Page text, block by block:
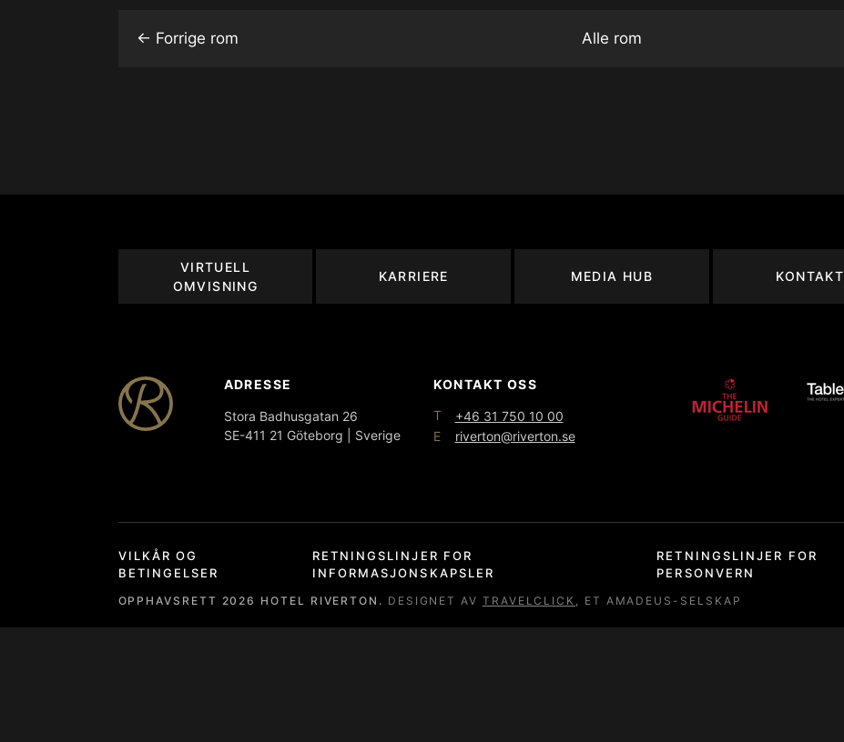
← Forrige rom Alle rom
VIRTUELL
OMVISNING
KARRIERE MEDIA HUB KONTAKT
ADRESSE
Stora Badhusgatan 26
SE-411 21 Göteborg | Sverige
KONTAKT OSS
T
+46 31 750 10 00
E
riverton@riverton.se
VILKÅR OG
BETINGELSER
RETNINGSLINJER FOR
INFORMASJONSKAPSLER
RETNINGSLINJER FOR
PERSONVERN
OPPHAVSRETT 2026 HOTEL RIVERTON. DESIGNET AV TRAVELCLICK , ET AMADEUS-SELSKAP